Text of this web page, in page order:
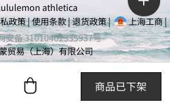
商品已下架
athletica
政策|使用条款|退货政策| 上海工商|
安备 31010402335937号
贸易（上海）有限公司